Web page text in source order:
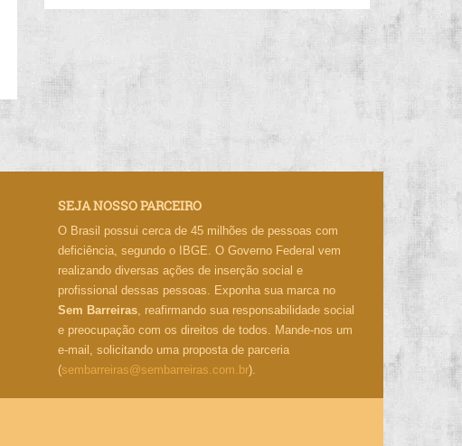
SEJA NOSSO PARCEIRO
O Brasil possui cerca de 45 milhões de pessoas com
deficiência, segundo o IBGE. O Governo Federal vem
realizando diversas ações de inserção social e
profissional dessas pessoas. Exponha sua marca no
Sem Barreiras, reafirmando sua responsabilidade social
e preocupação com os direitos de todos. Mande-nos um
e-mail, solicitando uma proposta de parceria
(sembarreiras@sembarreiras.com.br).